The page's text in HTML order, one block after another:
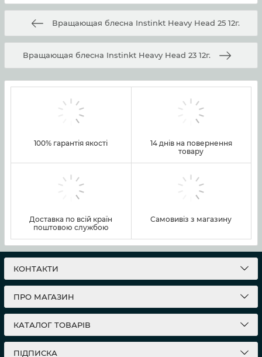
Вращающая блесна Instinkt Heavy Head 25 12г.
Вращающая блесна Instinkt Heavy Head 23 12г.
100% гарантія якості
14 днів на повернення
товару
Доставка по всій країн
поштовою службою
Самовивіз з магазину
КОНТАКТИ
ПРО МАГАЗИН
КАТАЛОГ ТОВАРІВ
ПІДПИСКА